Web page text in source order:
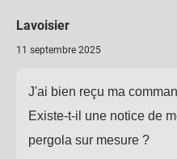
Lavoisier
11 septembre 2025
J'ai bien reçu ma
Existe-t-il une notice de
pergola sur mesure ?